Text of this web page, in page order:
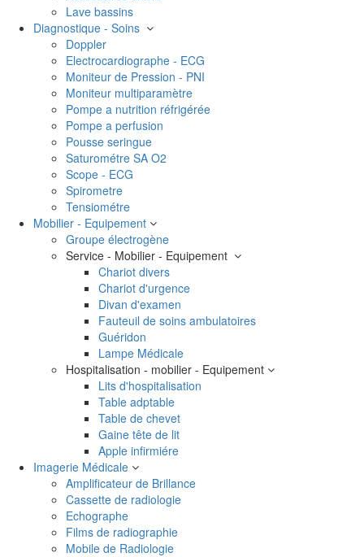
Lave bassins
Diagnostique - Soins
Doppler
Electrocardiographe - ECG
Moniteur de Pression - PNI
Moniteur multiparamètre
Pompe a nutrition réfrigérée
Pompe a perfusion
Pousse seringue
Saturométre SA O2
Scope - ECG
Spirometre
Tensiométre
Mobilier - Equipement
Groupe électrogène
Service - Mobilier - Equipement
Chariot divers
Chariot d'urgence
Divan d'examen
Fauteuil de soins ambulatoires
Guéridon
Lampe Médicale
Hospitalisation - mobilier - Equipement
Lits d'hospitalisation
Table adptable
Table de chevet
Gaine tête de lit
Apple infirmiére
Imagerie Médicale
Amplificateur de Brillance
Cassette de radiologie
Echographe
Films de radiographie
Mobile de Radiologie